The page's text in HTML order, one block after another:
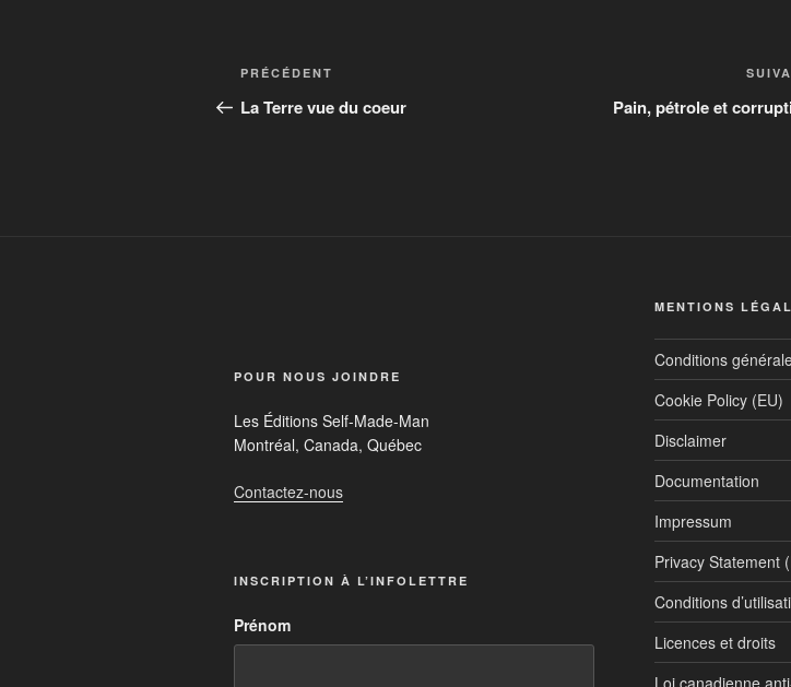
PRÉCÉDENT
La Terre vue du coeur Pain, pétrole et
POUR NOUS JOINDRE
Les Éditions Self-Made-Man
Montréal, Canada, Québec
Contactez-nous
INSCRIPTION À L’INFOLETTRE
Prénom
MENTIONS
Conditions
Cookie Policy (EU)
Disclaimer
Documentation
Impressum
Privacy Statement
Conditions
Licences et droits